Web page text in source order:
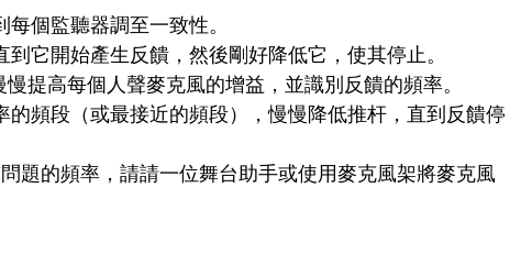
個監聽器調至一致性。
它開始產生反饋，然後剛好降低它，使其停止。
提高每個人聲麥克風的增益，並識別反饋的頻率。
頻段（或最接近的頻段），慢慢降低推杆，直到反饋停
題的頻率，請請一位舞台助手或使用麥克風架將麥克風